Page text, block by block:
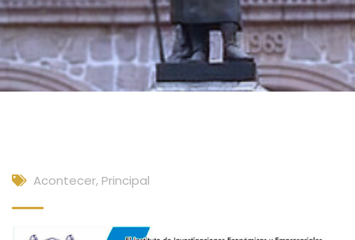
Acontecer, Principal